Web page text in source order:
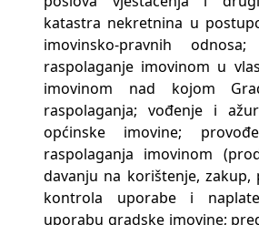
katastra nekretnina u
imovinsko-pravnih
raspolaganje imovinom u
imovinom nad kojom
raspolaganja; vođenje i
općinske imovine;
raspolaganja imovinom
davanju na korištenje, zakup,
kontrola uporabe i
uporabu gradske imovine;